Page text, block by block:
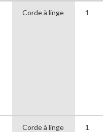
Corde à linge 1
Corde à linge 1